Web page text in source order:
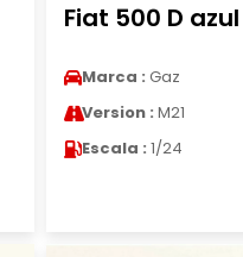
Fiat 500 D
Marca : Gaz
Version : M21
Escala : 1/24